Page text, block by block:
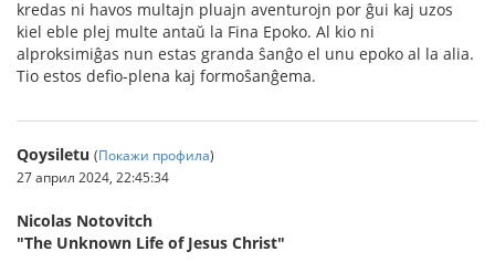
kredas ni havos multajn pluajn aventurojn por ĝui kaj uzos
kiel eble plej multe antaŭ la Fina Epoko. Al kio ni
alproksimiĝas nun estas granda ŝanĝo el unu epoko al la alia.
Tio estos defio-plena kaj formoŝanĝema.
Qoysiletu (Покажи профила)
27 април 2024, 22:45:34
Nicolas Notovitch
"The Unknown Life of Jesus Christ"